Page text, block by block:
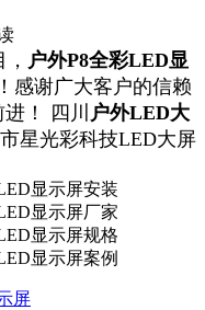
户外P8全彩LED显
感谢广大客户的信赖
！ 四川 户外LED大
星光彩科技LED大屏
屏